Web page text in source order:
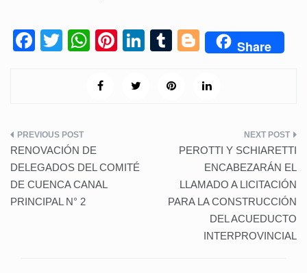
F
b
o
o
k
T
W
at
p
p
Pi
er
Li
T
m
Bl
g
Share
Navegación
de
entradas
RENOVACIÓN DE
DELEGADOS DEL COMITÉ
DE CUENCA CANAL
PRINCIPAL N° 2
PEROTTI Y SCHIARETTI
ENCABEZARÁN EL
LLAMADO A LICITACIÓN
PARA LA CONSTRUCCIÓN
DEL ACUEDUCTO
INTERPROVINCIAL